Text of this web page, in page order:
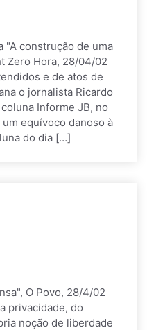
"A construção de uma
Zero Hora, 28/04/02
e de atos de
o jornalista Ricardo
Informe JB, no
equívoco danoso à
do dia […]
O Povo, 28/4/02
privacidade, do
noção de liberdade